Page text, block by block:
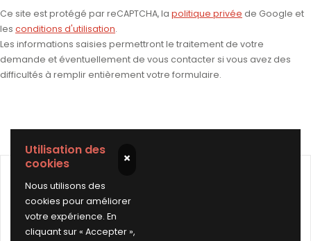
Ce site est protégé par reCAPTCHA, la politique privée de Google et
les conditions d'utilisation.
Les informations saisies permettront le traitement de votre
demande et éventuellement de vous contacter si vous avez des
difficultés à remplir entièrement votre formulaire.
Réparation esthétique localisée de jantes
à Gagny
Utilisation des
cookies ×
Nous utilisons des
cookies pour améliorer
votre expérience. En
cliquant sur « Accepter »,